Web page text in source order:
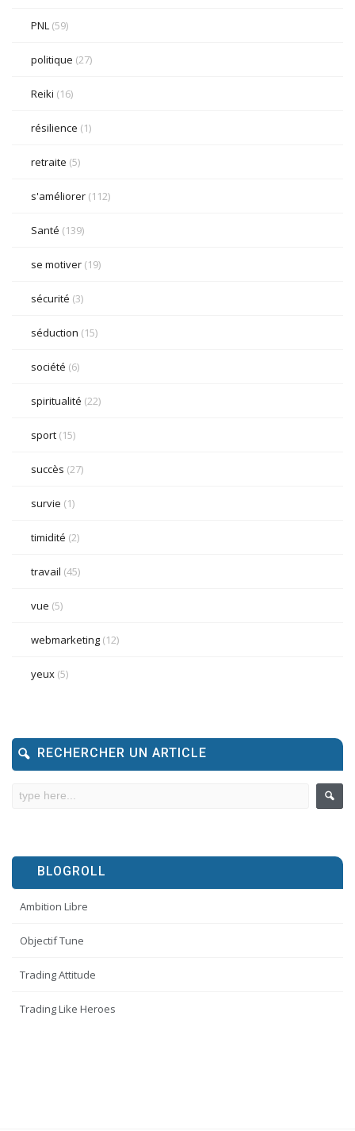
PNL (59)
politique (27)
Reiki (16)
résilience (1)
retraite (5)
s'améliorer (112)
Santé (139)
se motiver (19)
sécurité (3)
séduction (15)
société (6)
spiritualité (22)
sport (15)
succès (27)
survie (1)
timidité (2)
travail (45)
vue (5)
webmarketing (12)
yeux (5)
RECHERCHER UN ARTICLE
BLOGROLL
Ambition Libre
Objectif Tune
Trading Attitude
Trading Like Heroes